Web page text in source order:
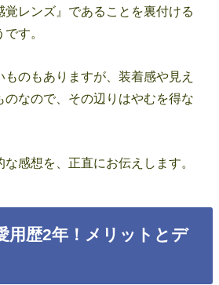
覚レンズ』であることを裏付ける
す。
のもありますが、装着感や見え
のなので、その辺りはやむを得な
感想を、正直にお伝えします。
用歴2年！メリットとデ